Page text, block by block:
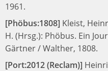
1961.
[Phöbus:1808] Kleist,
H. (Hrsg.): Phöbus. Ein
Gärtner / Walther, 1808.
[Port:2012 (Reclam)]